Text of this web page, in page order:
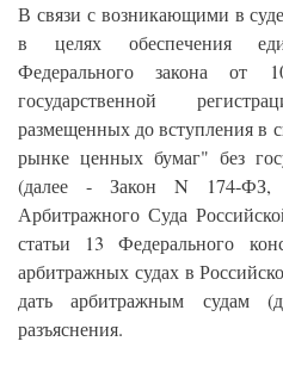
В связи с возникающими в
в целях обеспечения
Федерального закона
государственной
размещенных до вступления в
рынке ценных бумаг" без
(далее - Закон N 174-ФЗ,
Арбитражного Суда
статьи 13 Федерального
арбитражных судах в
дать арбитражным судам
разъяснения.